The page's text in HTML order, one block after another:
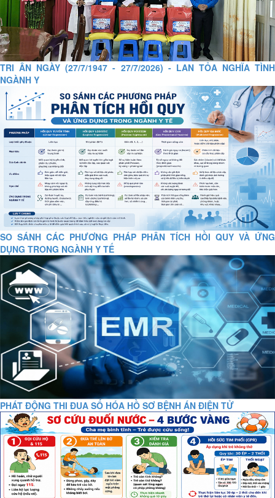
TRI ÂN NGÀY (27/7/1947 - 27/7/2026) - LAN TỎA NGHĨA TÌNH
NGÀNH Y
SO SÁNH CÁC PHƯƠNG PHÁP PHÂN TÍCH HỒI QUY VÀ ỨNG
DỤNG TRONG NGÀNH Y TẾ
PHÁT ĐỘNG THI ĐUA SỐ HÓA HỒ SƠ BỆNH ÁN ĐIỆN TỬ